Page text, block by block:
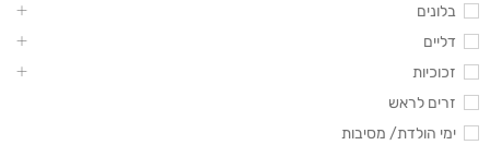
בלונים
דליים
זכוכיות
זרים לראש
ימי הולדת/ מסיבות